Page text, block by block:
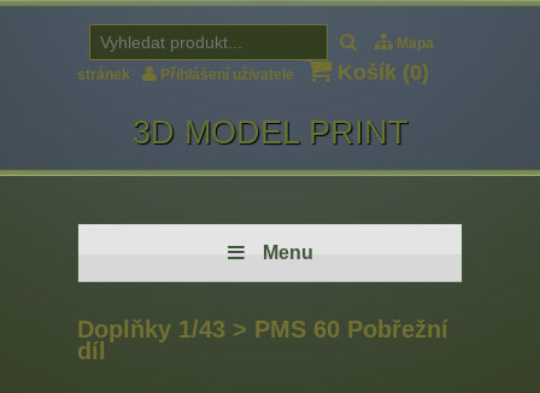
Mapa
stránek
Přihlášení uživatele Košík (0)
3D MODEL PRINT
Menu
Doplňky 1/43 > PMS 60 Pobřežní
díl